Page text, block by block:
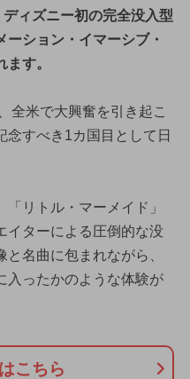
ィズニー初の完全没入型
ション・イマーシブ・
す。
全米で大興奮を引き起こ
念すべき1カ国目として日
リトル・マーメイド」
イターによる圧倒的な没
名曲に包まれながら、
入ったかのような体験が
こちら